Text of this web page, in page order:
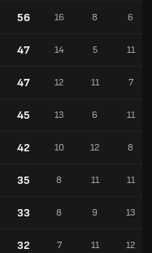
56 16 8 6
47 14 5 11
47 12 11 7
45 13 6 11
42 10 12 8
35 8 11 11
33 8 9 13
32 7 11 12